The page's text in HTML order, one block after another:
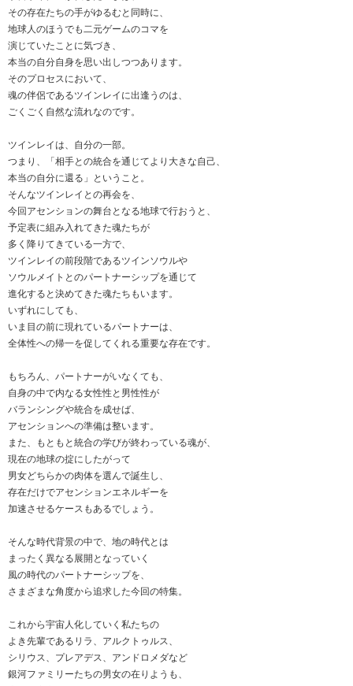
その存在たちの手がゆるむと同時に、
地球人のほうでも二元ゲームのコマを
演じていたことに気づき、
本当の自分自身を思い出しつつあります。
そのプロセスにおいて、
魂の伴侶であるツインレイに出逢うのは、
ごくごく自然な流れなのです。
ツインレイは、自分の一部。
つまり、「相手との統合を通じてより大きな自己、
本当の自分に還る」ということ。
そんなツインレイとの再会を、
今回アセンションの舞台となる地球で行おうと、
予定表に組み入れてきた魂たちが
多く降りてきている一方で、
ツインレイの前段階であるツインソウルや
ソウルメイトとのパートナーシップを通じて
進化すると決めてきた魂たちもいます。
いずれにしても、
いま目の前に現れているパートナーは、
全体性への帰一を促してくれる重要な存在です。
もちろん、パートナーがいなくても、
自身の中で内なる女性性と男性性が
バランシングや統合を成せば、
アセンションへの準備は整います。
また、もともと統合の学びが終わっている魂が、
現在の地球の掟にしたがって
男女どちらかの肉体を選んで誕生し、
存在だけでアセンションエネルギーを
加速させるケースもあるでしょう。
そんな時代背景の中で、地の時代とは
まったく異なる展開となっていく
風の時代のパートナーシップを、
さまざまな角度から追求した今回の特集。
これから宇宙人化していく私たちの
よき先輩であるリラ、アルクトゥルス、
シリウス、プレアデス、アンドロメダなど
銀河ファミリーたちの男女の在りようも、